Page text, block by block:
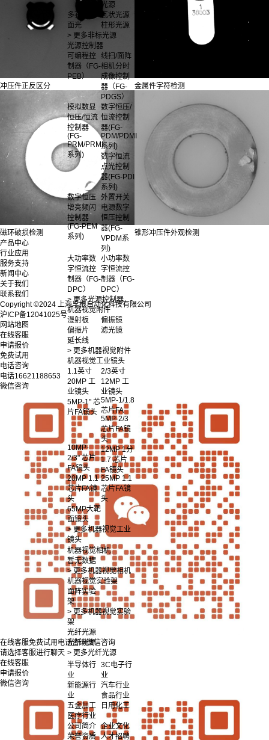
光源
多孔中孔
面光
瓦状光源
柱形光源
> 更多非标光源
光源控制器
可编程控
制器（FG-
PEB）
线扫/面阵
相机分时
成像控制
器（FG-
PDGS）
模拟数显
恒压/恒流
控制器
(FG-
PRM/PRMI
系列)
数字恒压/
恒流控制
器(FG-
PDM/PDMI
系列)
数字恒流
点光控制
器(FG-PDI
系列)
数字恒压
增亮频闪
控制器
(FG-PEM
系列)
外置开关
电源数字
恒压控制
器(FG-
VPDM系
列)
大功率数
字恒流控
制器（FG-
DPC）
小功率数
字恒流控
制器（FG-
DPC）
> 更多光源控制器
机器视觉附件
漫射板
偏振镜
偏振片
滤光镜
延长线
> 更多机器视觉附件
机器视觉工业镜头
1.1英寸
20MP 工
业镜头
2/3英寸
12MP 工
业镜头
5MP-1" 芯
片FA镜头
5MP-1/1.8
芯片FA
5MP-2/3
芯片FA镜
头
10MP-
2/3" 芯片
FA镜头
12MP 1分
1.7 芯片
FA镜头
20MP 1.1
芯片FA镜
头
25MP 1.1
芯片FA镜
头
65MP大靶
面镜头
> 更多机器视觉工业
镜头
机器视觉相机
暂无数据
> 更多机器视觉相机
机器视觉实验架
面阵实验
架
> 更多机器视觉实验
架
光纤光源
光纤光源
> 更多光纤光源
半导体行
业
3C电子行
业
新能源行
业
汽车行业
食品行业
五金加工
日用化工
医疗行业
公司简介 企业文化
荣誉资质 人才招聘
冲压件正反区分 金属件字符检测
磁环破损检测
锥形冲压件外观检测
产品中心
行业应用
服务支持
新闻中心
关于我们
联系我们
Copyright ©2024 上海孚根自动化科技有限公司
沪ICP备12041025号
网站地图
在线客服
申请报价
免费试用
电话咨询
电话16621188653
微信咨询
在线客服免费试用 电话咨询微信咨询
请选择客服进行聊天
在线客服
申请报价
微信咨询